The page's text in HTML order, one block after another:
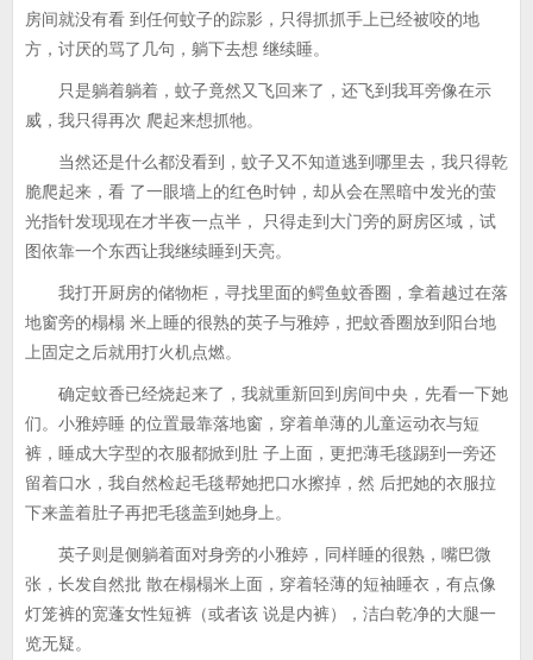
房间就没有看 到任何蚊子的踪影，只得抓抓手上已经被咬的地
方，讨厌的骂了几句，躺下去想 继续睡。
只是躺着躺着，蚊子竟然又飞回来了，还飞到我耳旁像在示
威，我只得再次 爬起来想抓牠。
当然还是什么都没看到，蚊子又不知道逃到哪里去，我只得乾
脆爬起来，看 了一眼墙上的红色时钟，却从会在黑暗中发光的萤
光指针发现现在才半夜一点半， 只得走到大门旁的厨房区域，试
图依靠一个东西让我继续睡到天亮。
我打开厨房的储物柜，寻找里面的鳄鱼蚊香圈，拿着越过在落
地窗旁的榻榻 米上睡的很熟的英子与雅婷，把蚊香圈放到阳台地
上固定之后就用打火机点燃。
确定蚊香已经烧起来了，我就重新回到房间中央，先看一下她
们。小雅婷睡 的位置最靠落地窗，穿着单薄的儿童运动衣与短
裤，睡成大字型的衣服都掀到肚 子上面，更把薄毛毯踢到一旁还
留着口水，我自然检起毛毯帮她把口水擦掉，然 后把她的衣服拉
下来盖着肚子再把毛毯盖到她身上。
英子则是侧躺着面对身旁的小雅婷，同样睡的很熟，嘴巴微
张，长发自然批 散在榻榻米上面，穿着轻薄的短袖睡衣，有点像
灯笼裤的宽蓬女性短裤（或者该 说是内裤），洁白乾净的大腿一
览无疑。